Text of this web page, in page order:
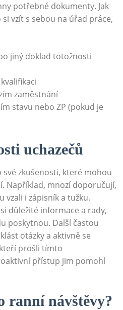
potřebné dokumenty. Jak
vzít s sebou na úřad práce,⁤
jiný‌ doklad totožnosti
zaměstnání
stavu nebo ZP (pokud je
uchazečů
své zkušenosti, které mohou
Například, mnozí doporučují,​
vzali i zápisník a tužku.
důležité informace a rady,
poskytnou. ‌Další častou
otázky a aktivně⁣ se
prošli⁢ tímto
přístup jim pomohl
ranní návštěvy?